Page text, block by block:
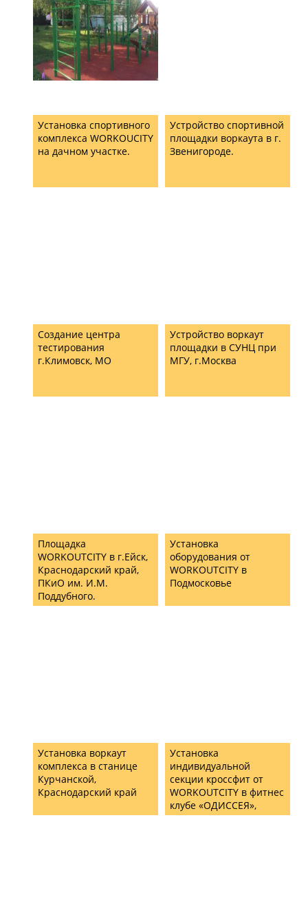
Установка спортивного
комплекса WORKOUCITY
на дачном участке.
Устройство спортивной
площадки воркаута в г.
Звенигороде.
Создание центра
тестирования
г.Климовск, МО
Устройство воркаут
площадки в СУНЦ при
МГУ, г.Москва
Площадка
WORKOUTCITY в г.Ейск,
Краснодарский край,
ПКиО им. И.М.
Поддубного.
Установка
оборудования от
WORKOUTCITY в
Подмосковье
Установка воркаут
комплекса в станице
Курчанской,
Краснодарский край
Установка
индивидуальной
секции кроссфит от
WORKOUTCITY в фитнес
клубе «ОДИССЕЯ»,
г.Воскресенск